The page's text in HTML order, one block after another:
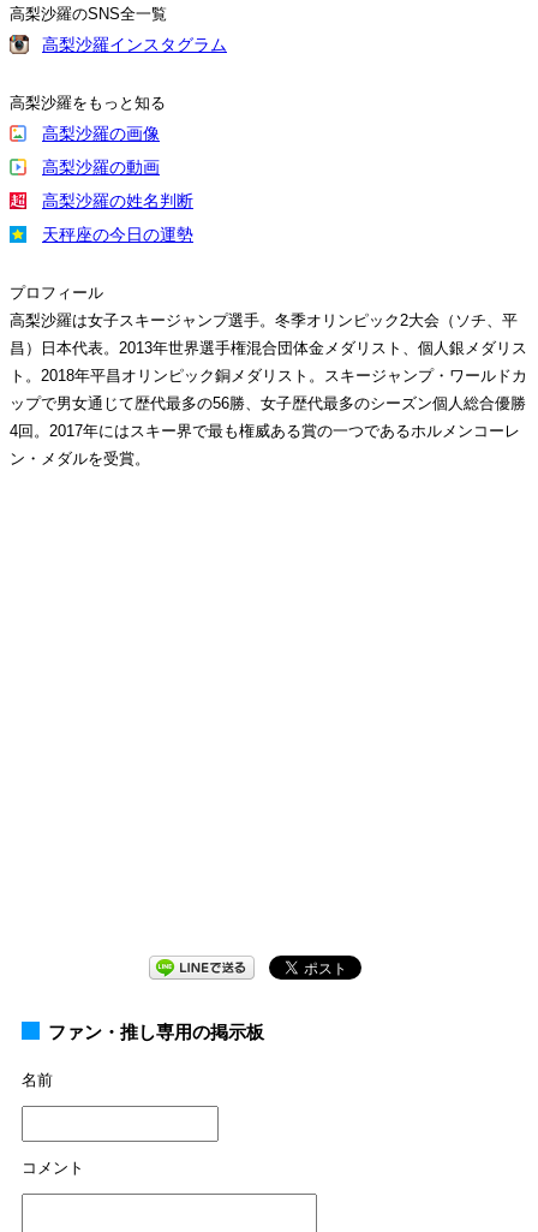
高梨沙羅のSNS全一覧
高梨沙羅インスタグラム
高梨沙羅をもっと知る
高梨沙羅の画像
高梨沙羅の動画
高梨沙羅の姓名判断
天秤座の今日の運勢
プロフィール
高梨沙羅は女子スキージャンプ選手。冬季オリンピック2大会（ソチ、平
昌）日本代表。2013年世界選手権混合団体金メダリスト、個人銀メダリス
ト。2018年平昌オリンピック銅メダリスト。スキージャンプ・ワールドカ
ップで男女通じて歴代最多の56勝、女子歴代最多のシーズン個人総合優勝
4回。2017年にはスキー界で最も権威ある賞の一つであるホルメンコーレ
ン・メダルを受賞。
ファン・推し専用の掲示板
名前
コメント